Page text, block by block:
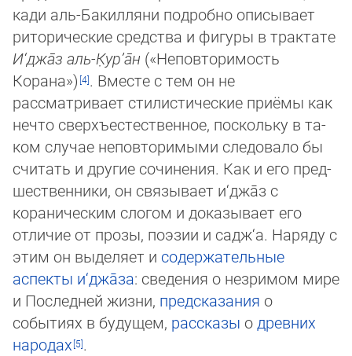
кади аль-Бакилляни подробно описывает
риторические сред­ства и фигуры в трактате
И‘джа̄з аль-К̣ур’а̄н («Неповторимость
Корана»)
. Вместе с тем он не
рассматривает стилистические приёмы как
нечто сверхъестественное, поскольку в та­
ком случае неповторимыми следовало бы
считать и другие сочинения. Как и его пред­
шест­венники, он связывает и‘джа̄з с
кораническим слогом и доказывает его
отличие от прозы, поэзии и садж‘а. Наряду с
этим он выделяет и содержательные
аспекты и‘джа̄­за: сведения о незримом мире
и Последней жизни, предсказания о
событиях в бу­ду­щем, рассказы одревних
народах
.